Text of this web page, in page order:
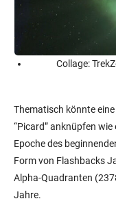
Collage:
Thematisch könnte
“Picard” anknüpfen
Epoche des
Form von Flashbacks
Alpha-Quadranten
Jahre.